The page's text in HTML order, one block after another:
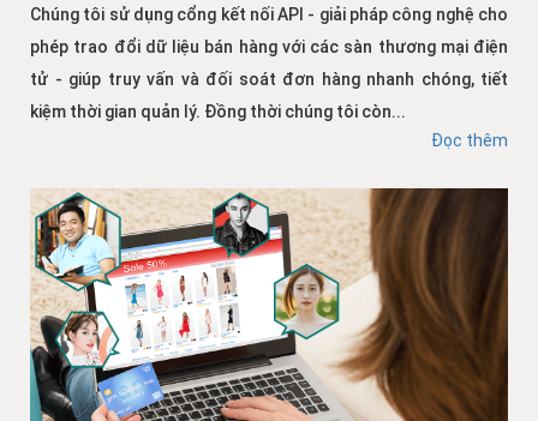
Chúng tôi sử dụng cổng kết nối API - giải pháp công nghệ cho
phép trao đổi dữ liệu bán hàng với các sàn thương mại điện
tử - giúp truy vấn và đối soát đơn hàng nhanh chóng, tiết
kiệm thời gian quản lý. Đồng thời chúng tôi còn...
Đọc thêm